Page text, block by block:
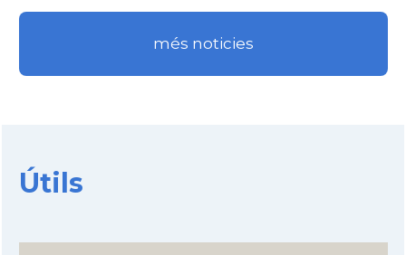
més noticies
Útils